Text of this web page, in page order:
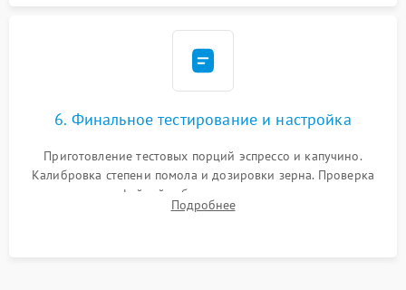
6. Финальное тестирование и настройка
Приготовление тестовых порций эспрессо и капучино.
Калибровка степени помола и дозировки зерна. Проверка
плотности кофейной таблетки, температуры напитка и
качества молочной пены. Контроль отсутствия посторонних
Подробнее